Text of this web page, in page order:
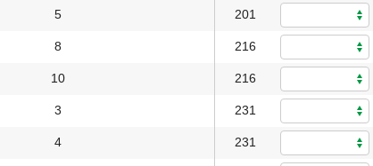
5 201
8 216
10 216
3 231
4 231